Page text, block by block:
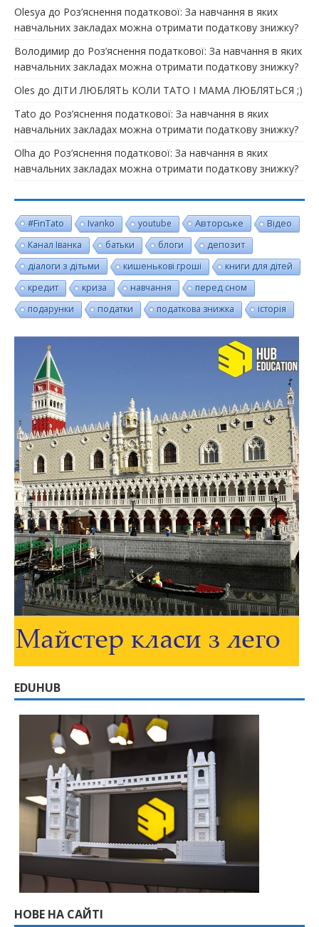
Olesya до Роз’яснення податкової: За навчання в яких
навчальних закладах можна отримати податкову знижку?
Володимир до Роз’яснення податкової: За навчання в яких
навчальних закладах можна отримати податкову знижку?
Oles до ДІТИ ЛЮБЛЯТЬ КОЛИ ТАТО І МАМА ЛЮБЛЯТЬСЯ ;)
Tato до Роз’яснення податкової: За навчання в яких
навчальних закладах можна отримати податкову знижку?
Olha до Роз’яснення податкової: За навчання в яких
навчальних закладах можна отримати податкову знижку?
#FinTato Ivanko youtube Авторське
Відео
Канал Іванка
батьки блоги депозит
діалоги з дітьми кишенькові гроші
книги для дітей
кредит
криза навчання
перед сном
подарунки
податки податкова знижка історія
EDUHUB
НОВЕ НА САЙТІ